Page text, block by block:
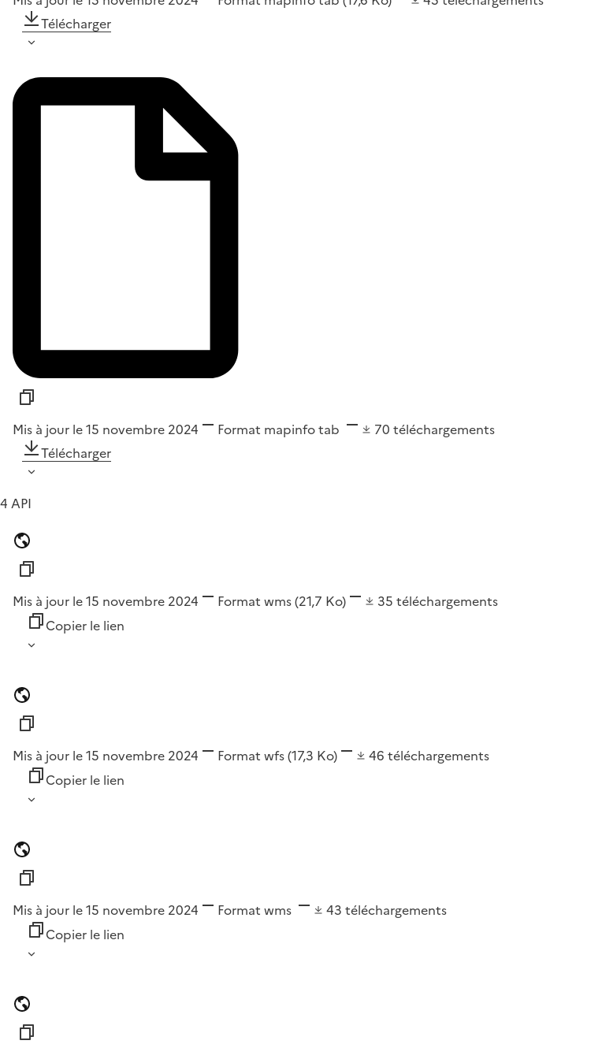
Télécharger
Mis à jour le 15 novembre 2024 Format mapinfo tab 70 téléchargements
Télécharger
4 API
Mis à jour le 15 novembre 2024 Format wms(21,7 Ko) 35 téléchargements
Copier le lien
Mis à jour le 15 novembre 2024 Format wfs(17,3 Ko) 46 téléchargements
Copier le lien
Mis à jour le 15 novembre 2024 Format wms 43 téléchargements
Copier le lien